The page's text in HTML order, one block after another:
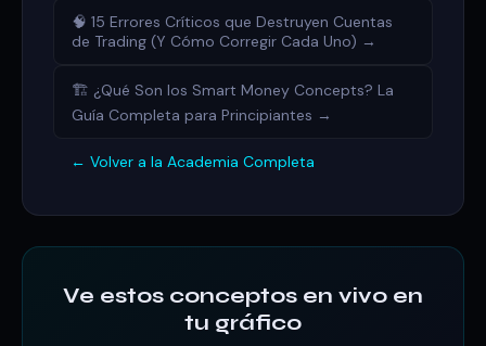
🧠 15 Errores Críticos que Destruyen Cuentas
de Trading (Y Cómo Corregir Cada Uno) →
🏗️ ¿Qué Son los Smart Money Concepts? La
Guía Completa para Principiantes →
← Volver a la Academia Completa
Ve estos conceptos en vivo en
tu gráfico